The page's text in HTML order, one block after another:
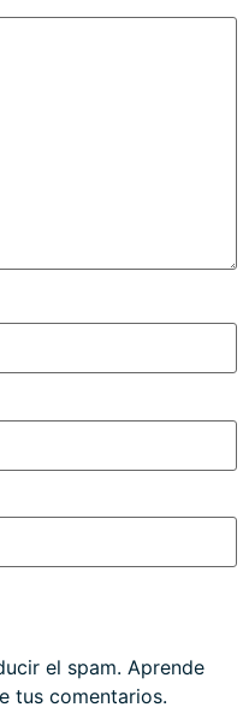
el spam. Aprende
tus comentarios.